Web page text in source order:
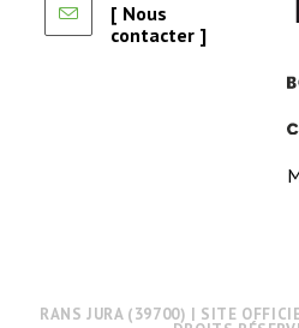
[ Nous
contacter ]
RANS JURA (39700) | SITE